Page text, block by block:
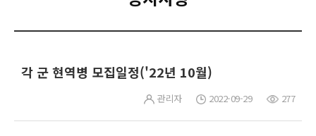
각 군 현역병 모집일정('22년 10월)
관리자 2022-09-29 277